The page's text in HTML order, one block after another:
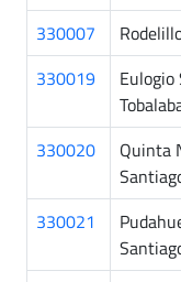
330007
330019
Eulogio
330020
Quinta
330021